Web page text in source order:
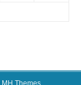
MH Themes